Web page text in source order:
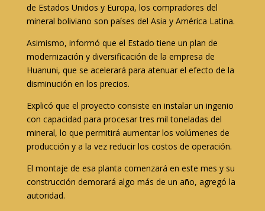
de Estados Unidos y Europa, los compradores del
mineral boliviano son países del Asia y América Latina.
Asimismo, informó que el Estado tiene un plan de
modernización y diversificación de la empresa de
Huanuni, que se acelerará para atenuar el efecto de la
disminución en los precios.
Explicó que el proyecto consiste en instalar un ingenio
con capacidad para procesar tres mil toneladas del
mineral, lo que permitirá aumentar los volúmenes de
producción y a la vez reducir los costos de operación.
El montaje de esa planta comenzará en este mes y su
construcción demorará algo más de un año, agregó la
autoridad.